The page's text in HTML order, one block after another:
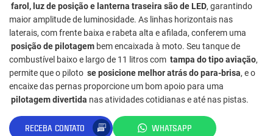
farol, luz de posição e lanterna traseira são de LED, garantindo
maior amplitude de luminosidade. As linhas horizontais nas
laterais, com frente baixa e rabeta alta e afilada, conferem uma
posição de pilotagem bem encaixada à moto. Seu tanque de
combustível baixo e largo de 11 litros com tampa do tipo aviação,
permite que o piloto se posicione melhor atrás do para-brisa, e o
encaixe das pernas proporcione um bom apoio para uma
pilotagem divertida nas atividades cotidianas e até nas pistas.
RECEBA CONTATO WHATSAPP